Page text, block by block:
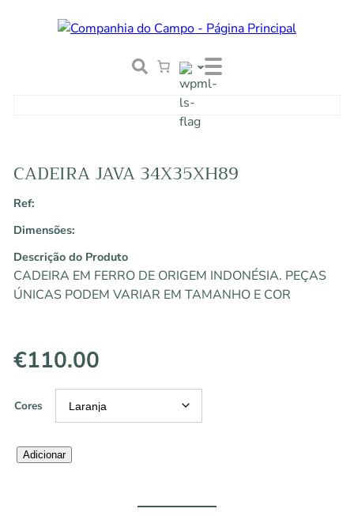
CADEIRA JAVA 34X35XH89
Ref:
Dimensões:
Descrição do Produto
CADEIRA EM FERRO DE ORIGEM INDONÉSIA. PEÇAS
ÚNICAS PODEM VARIAR EM TAMANHO E COR
€110.00
Cores
Quantidade
Adicionar